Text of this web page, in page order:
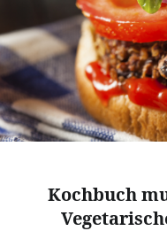
Kochbuch